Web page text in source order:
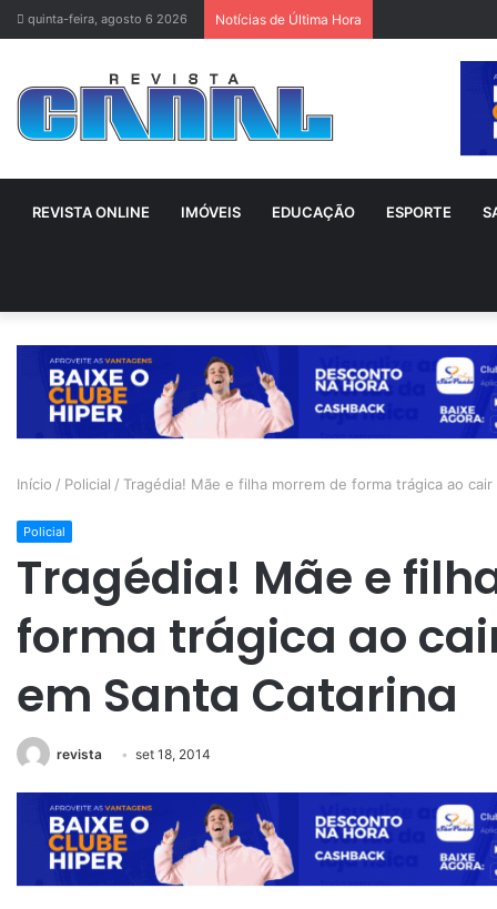
quinta-feira, agosto 6 2026 Notícias de Última Hora
REVISTA ONLINE IMÓVEIS EDUCAÇÃO ESPORTE
Início / Policial / Tragédia! Mãe e filha morrem de forma trágica ao
Policial
Tragédia! Mãe e
forma trágica ao
em Santa Catarina
revista set 18, 2014